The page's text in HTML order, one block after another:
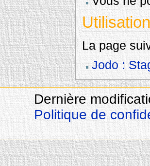
La page
Jodo :
Dernière
Politique de